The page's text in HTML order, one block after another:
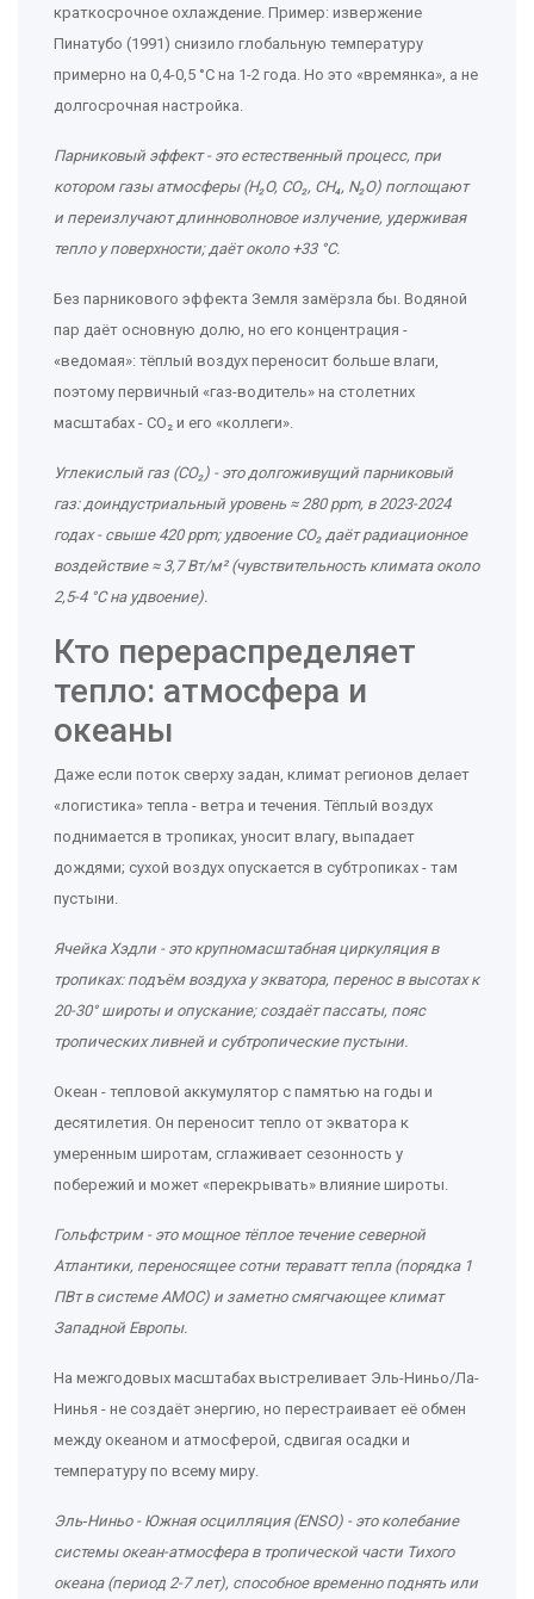
краткосрочное охлаждение. Пример: извержение
Пинатубо (1991) снизило глобальную температуру
примерно на 0,4-0,5 °C на 1-2 года. Но это «времянка», а не
долгосрочная настройка.
Парниковый эффект- это естественный процесс, при
котором газы атмосферы (H₂O, CO₂, CH₄, N₂O) поглощают
и переизлучают длинноволновое излучение, удерживая
тепло у поверхности; даёт около +33 °C.
Без парникового эффекта Земля замёрзла бы. Водяной
пар даёт основную долю, но его концентрация -
«ведомая»: тёплый воздух переносит больше влаги,
поэтому первичный «газ-водитель» на столетних
масштабах - CO₂ и его «коллеги».
Углекислый газ (CO₂) - этодолгоживущий парниковый
газ: доиндустриальный уровень ≈ 280 ppm, в 2023-2024
годах - свыше 420 ppm; удвоение CO₂ даёт радиационное
воздействие ≈ 3,7 Вт/м² (чувствительность климата около
2,5-4 °C на удвоение).
Кто перераспределяет
тепло: атмосфера и
океаны
Даже если поток сверху задан, климат регионов делает
«логистика» тепла - ветра и течения. Тёплый воздух
поднимается в тропиках, уносит влагу, выпадает
дождями; сухой воздух опускается в субтропиках - там
пустыни.
Ячейка Хэдли - это крупномасштабная циркуляция в
тропиках: подъём воздуха у экватора, перенос в высотах к
20-30° широты и опускание; создаёт пассаты, пояс
тропических ливней и субтропические пустыни.
Океан - тепловой аккумулятор с памятью на годы и
десятилетия. Он переносит тепло от экватора к
умеренным широтам, сглаживает сезонность у
побережий и может «перекрывать» влияние широты.
Гольфстрим- это мощное тёплое течение северной
Атлантики, переносящее сотни тераватт тепла (порядка 1
ПВт в системе AMOC) и заметно смягчающее климат
Западной Европы.
На межгодовых масштабах выстреливает Эль-Ниньо/Ла-
Нинья - не создаёт энергию, но перестраивает её обмен
между океаном и атмосферой, сдвигая осадки и
температуру по всему миру.
Эль‑Ниньо - Южная осцилляция (ENSO) - это колебание
системы океан-атмосфера в тропической части Тихого
океана (период 2-7 лет), способное временно поднять или